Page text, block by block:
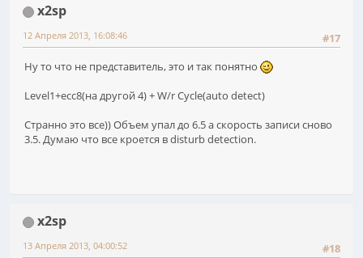
x2sp
#17
12 Апреля 2013, 16:08:46
Ну то что не представитель, это и так понятно
Level1+ecc8(на другой 4) + W/r Cycle(auto detect)
Странно это все)) Объем упал до 6.5 а скорость записи сново
3.5. Думаю что все кроется в disturb detection.
x2sp
#18
13 Апреля 2013, 04:00:52